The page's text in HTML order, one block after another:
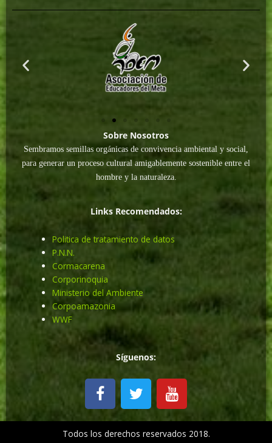
Sobre Nosotros
Sembramos semillas orgánicas de convivencia ambiental y social,
para generar un proceso cultural amigablemente sostenible entre el
hombre y la naturaleza.
Links Recomendados:
Politica de tratamiento de datos
P.N.N.
Cormacarena
Corporinoquia
Ministerio del Ambiente
Corpoamazonia
WWF
Síguenos:
F
a
c
e
T
w
i
t
Y
o
u
t
Todos los derechos reservados 2018.